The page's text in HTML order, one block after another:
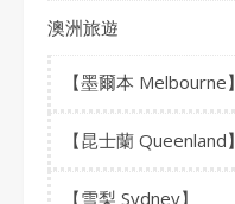
澳洲旅遊
【墨爾本 Melbourne】
【昆士蘭 Queenland】
【雪梨 Sydney】